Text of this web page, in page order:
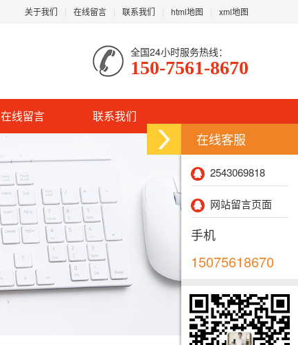
关于我们 在线留言 联系我们 html地图 xml地图
全国24小时服务热线：
150-7561-8670
在线留言 联系我们
在线客服
2543069818
网站留言页面
手机
15075618670